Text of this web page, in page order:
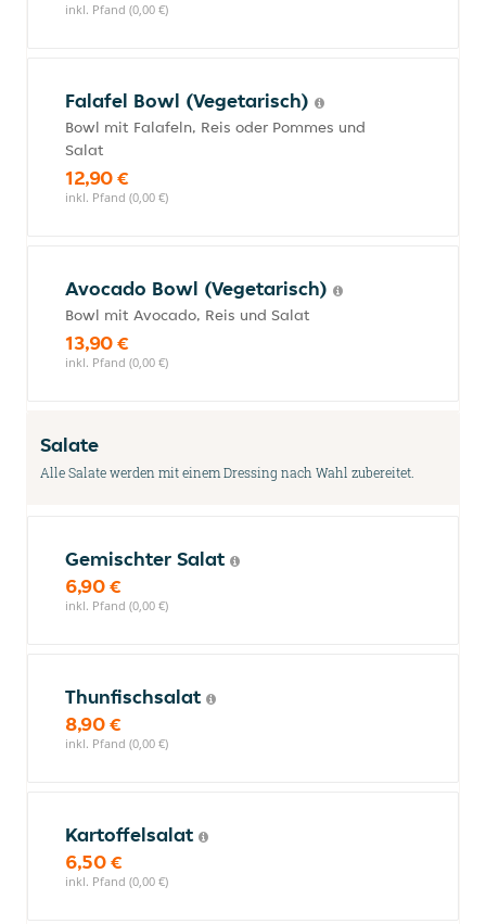
inkl. Pfand (0,00 €)
Falafel Bowl (Vegetarisch)
Bowl mit Falafeln, Reis oder Pommes und
Salat
12,90 €
inkl. Pfand (0,00 €)
Avocado Bowl (Vegetarisch)
Bowl mit Avocado, Reis und Salat
13,90 €
inkl. Pfand (0,00 €)
Salate
Alle Salate werden mit einem Dressing nach Wahl zubereitet.
Gemischter Salat
6,90 €
inkl. Pfand (0,00 €)
Thunfischsalat
8,90 €
inkl. Pfand (0,00 €)
Kartoffelsalat
6,50 €
inkl. Pfand (0,00 €)